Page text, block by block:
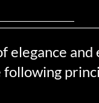
elegance and
following